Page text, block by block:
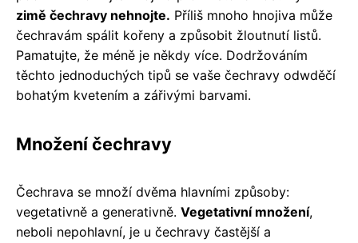
zimě čechravy nehnojte. Příliš mnoho hnojiva může
čechravám spálit kořeny a způsobit žloutnutí listů.
Pamatujte, že méně je někdy více. Dodržováním
těchto jednoduchých tipů se vaše čechravy odwděčí
bohatým kvetením a zářivými barvami.
Množení čechravy
Čechrava se množí dvěma hlavními způsoby:
vegetativně a generativně. Vegetativní množení,
neboli nepohlavní, je u čechravy častější a